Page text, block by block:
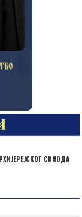
СИНОДА